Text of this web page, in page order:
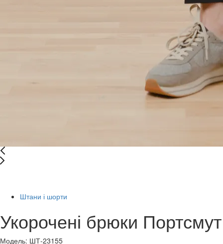
Штани і шорти
Укорочені брюки Портсмут
Модель: ШТ-23155